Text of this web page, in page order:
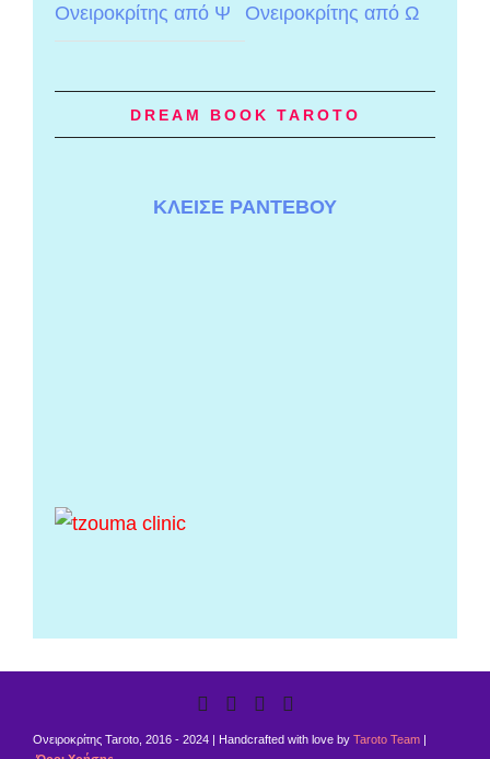
Ονειροκρίτης από Ψ Ονειροκρίτης από Ω
DREAM BOOK TAROTO
ΚΛΕΙΣΕ ΡΑΝΤΕΒΟΥ
Ονειροκρίτης Taroto, 2016 - 2024 | Handcrafted with love by Taroto Team |